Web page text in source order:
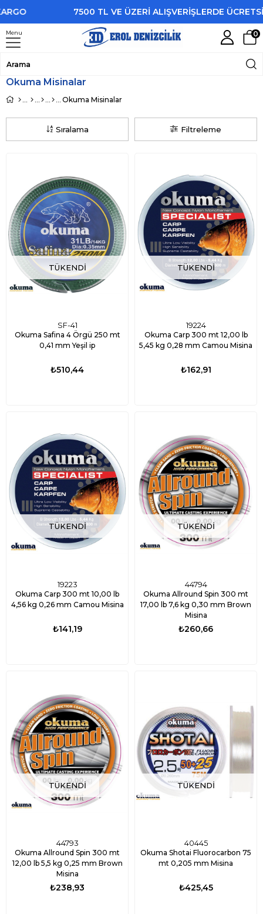
7500 TL VE ÜZERİ ALIŞVERİŞLERDE ÜCRETSİZ
Menu 0
Okuma Misinalar
Okuma Misinalar
Filtreleme
Sıralama
TÜKENDI
SF-41
Okuma Safina 4 Örgü 250 mt
0,41 mm Yeşil ip
₺510,44
TÜKENDI
19224
Okuma Carp 300 mt 12,00 lb
5,45 kg 0,28 mm Camou Misina
₺162,91
TÜKENDI
19223
Okuma Carp 300 mt 10,00 lb
4,56 kg 0,26 mm Camou Misina
₺141,19
TÜKENDI
44794
Okuma Allround Spin 300 mt
17,00 lb 7,6 kg 0,30 mm Brown
Misina
₺260,66
TÜKENDI
44793
Okuma Allround Spin 300 mt
12,00 lb 5,5 kg 0,25 mm Brown
Misina
₺238,93
TÜKENDI
40445
Okuma Shotai Fluorocarbon 75
mt 0,205 mm Misina
₺425,45